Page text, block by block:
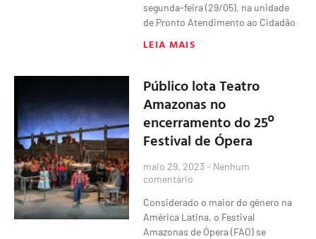
segunda-feira (29/05), na unidade
de Pronto Atendimento ao Cidadão
LEIA MAIS
Público lota Teatro
Amazonas no
encerramento do 25º
Festival de Ópera
maio 29, 2023 Nenhum
comentário
Considerado o maior do gênero na
América Latina, o Festival
Amazonas de Ópera (FAO) se